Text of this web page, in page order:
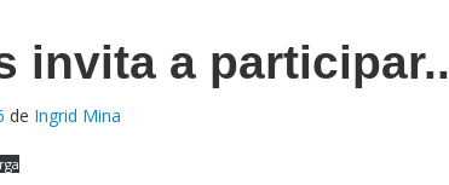
invita a participar..
de Ingrid Mina